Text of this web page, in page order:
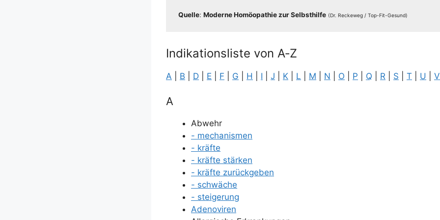
Quel­le: Moder­ne Homöo­pa­thie zur Selbst­hil­fe (Dr. Recke­weg /​​ Top-Fit-Gesund)
Indikationsliste von A‑Z
A B D E F G H I J K L M N O P Q R S T U
A
Abwehr
- mecha­nis­men
- kräf­te
- kräf­te stärken
- kräf­te zurück­ge­ben
- schwä­che
- stei­ge­rung
Ade­no­vi­ren